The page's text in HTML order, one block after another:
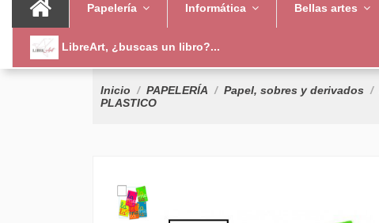
Papelería Informática Bellas artes
LibreArt, ¿buscas un libro?...
Inicio PAPELERÍA Papel, sobres y derivados
PLASTICO